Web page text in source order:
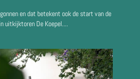
en dat betekent ook de start van de
uitkijktoren De Koepel....